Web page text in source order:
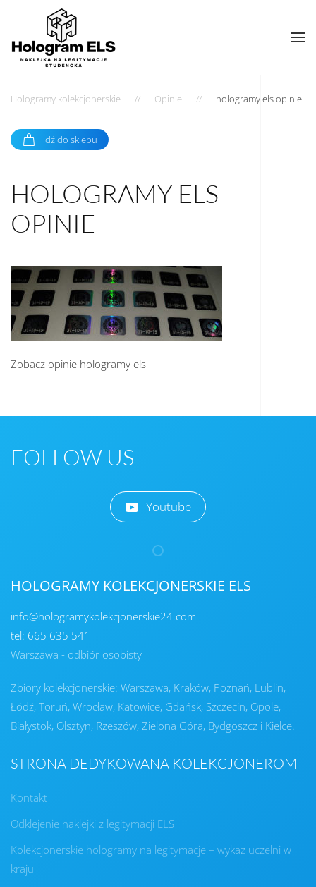
Hologramy kolekcjonerskie Opinie hologramy els opinie
Idź do sklepu
HOLOGRAMY ELS
OPINIE
Zobacz opinie hologramy els
FOLLOW US
Youtube
HOLOGRAMY KOLEKCJONERSKIE ELS
info@hologramykolekcjonerskie24.com
tel: 665 635 541
Warszawa - odbiór osobisty
Zbiory kolekcjonerskie: Warszawa, Kraków, Poznań, Lublin,
Łódź, Toruń, Wrocław, Katowice, Gdańsk, Szczecin, Opole,
Białystok, Olsztyn, Rzeszów, Zielona Góra, Bydgoszcz i Kielce.
STRONA DEDYKOWANA KOLEKCJONEROM
Kontakt
Odklejenie naklejki z legitymacji ELS
Kolekcjonerskie hologramy na legitymacje – wykaz uczelni w
kraju